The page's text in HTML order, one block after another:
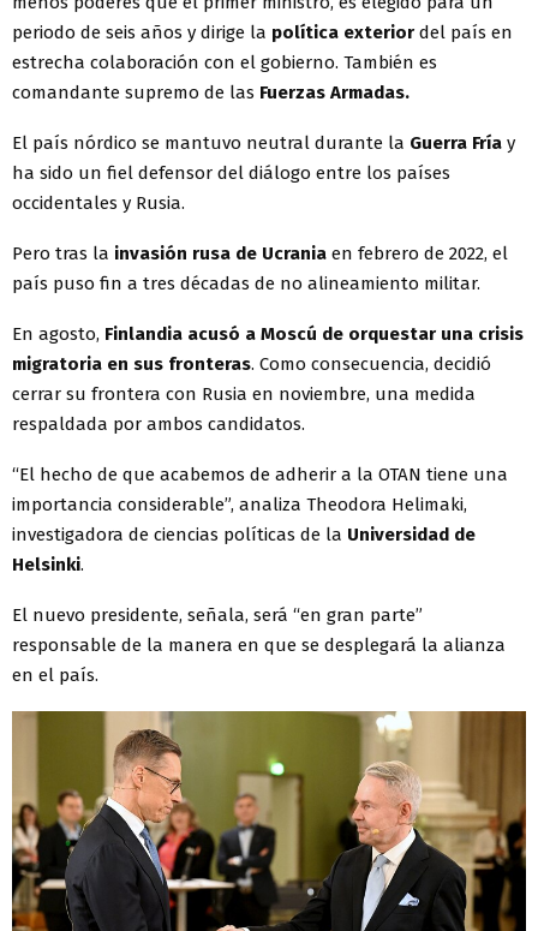
periodo de seis años y dirige la política exterior del país en
estrecha colaboración con el gobierno. También es
comandante supremo de las Fuerzas Armadas.
El país nórdico se mantuvo neutral durante la Guerra Fría y
ha sido un fiel defensor del diálogo entre los países
occidentales y Rusia.
Pero tras la invasión rusa de Ucrania en febrero de 2022, el
país puso fin a tres décadas de no alineamiento militar.
En agosto, Finlandia acusó a Moscú de orquestar una crisis
migratoria en sus fronteras. Como consecuencia, decidió
cerrar su frontera con Rusia en noviembre, una medida
respaldada por ambos candidatos.
“El hecho de que acabemos de adherir a la OTAN tiene una
importancia considerable”, analiza Theodora Helimaki,
investigadora de ciencias políticas de la Universidad de
Helsinki.
El nuevo presidente, señala, será “en gran parte”
responsable de la manera en que se desplegará la alianza
en el país.